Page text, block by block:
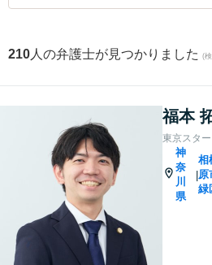
210 人の弁護士が見つかりました (
福本
東京スタ
神
奈
川
県
|
相
原
緑